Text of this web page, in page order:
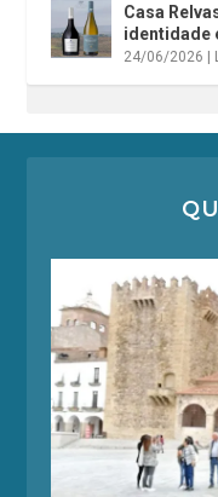
Casa
identidade
24/06/2026